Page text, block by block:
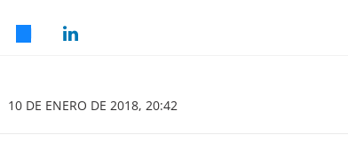
10 DE ENERO DE 2018, 20:42